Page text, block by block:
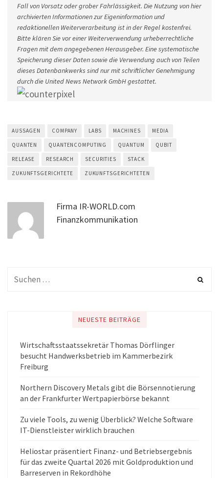
Fall von Vorsatz oder grober Fahrlässigkeit. Die Nutzung von hier
archivierten Informationen zur Eigeninformation und
redaktionellen Weiterverarbeitung ist in der Regel kostenfrei.
Bitte klären Sie vor einer Weiterverwendung urheberrechtliche
Fragen mit dem angegebenen Herausgeber. Eine systematische
Speicherung dieser Daten sowie die Verwendung auch von Teilen
dieses Datenbankwerks sind nur mit schriftlicher Genehmigung
durch die United News Network GmbH gestattet.
AUSSAGEN COMPANY LABS MACHINES MEDIA
QUANTEN QUANTENCOMPUTING QUANTUM QUBIT
RELEASE RESEARCH SECURITIES STACK
ZUKUNFTSGERICHTETE ZUKUNFTSGERICHTETEN
Firma IR-WORLD.com
Finanzkommunikation
NEUESTE BEITRÄGE
Wirtschaftsstaatssekretär Thomas Dörflinger
besucht Handwerksbetrieb im Kammerbezirk
Freiburg
Northern Discovery Metals gibt die Börsennotierung
an der Frankfurter Wertpapierbörse bekannt
Zu viele Tools, zu wenig Überblick? Welche Software
IT-Dienstleister wirklich brauchen
Heliostar präsentiert Finanz- und Betriebsergebnis
für das zweite Quartal 2026 mit Goldproduktion und
Barreserven in Rekordhöhe